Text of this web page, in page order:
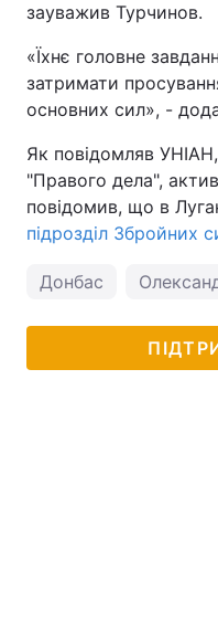
Тема оформлення
зауважив Турчинов.
«Їхнє головне
затримати
основних сил», -
Як повідомляв
"Правого дела",
повідомив, що в
підрозділ Збройних
Донбас